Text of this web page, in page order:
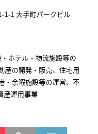
1 大手町パークビル
ホテル・物流施設等の
産の開発・販売、住宅用
・余暇施設等の運営、不
産運用事業